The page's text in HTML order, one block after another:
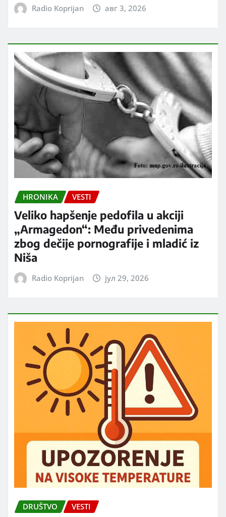
Radio Koprijan авг 3, 2026
HRONIKA VESTI
Veliko hapšenje pedofila u akciji
„Armagedon“: Među privedenima
zbog dečije pornografije i mladić iz
Niša
Radio Koprijan јул 29, 2026
DRUŠTVO VESTI